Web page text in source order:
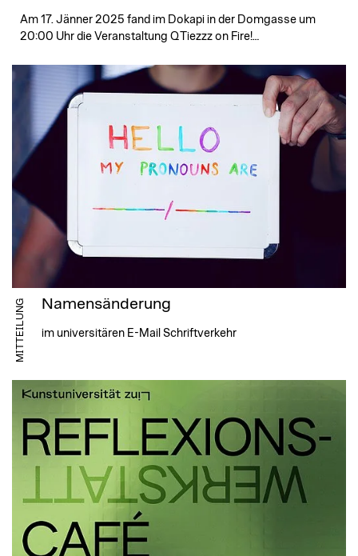
Am 17. Jänner 2025 fand im Dokapi in der Domgasse um
20:00 Uhr die Veranstaltung QTiezzz on Fire!…
MITTEILUNG Namensänderung
im universitären E-Mail Schriftverkehr